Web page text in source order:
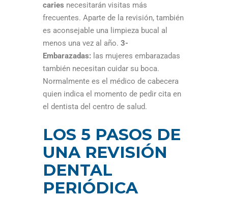
caries necesitarán visitas más
frecuentes. Aparte de la revisión, también
es aconsejable una limpieza bucal al
menos una vez al año. 3-
Embarazadas: las mujeres embarazadas
también necesitan cuidar su boca.
Normalmente es el médico de cabecera
quien indica el momento de pedir cita en
el dentista del centro de salud.
LOS 5 PASOS DE
UNA REVISIÓN
DENTAL
PERIÓDICA